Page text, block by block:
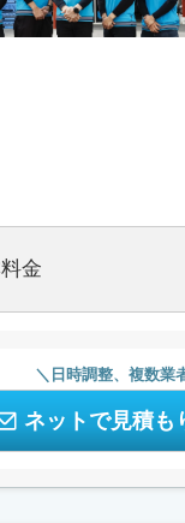
金
日時調整、複数業
ネットで見積も